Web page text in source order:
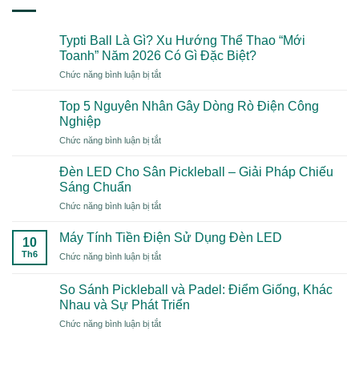
Typti Ball Là Gì? Xu Hướng Thể Thao “Mới
Toanh” Năm 2026 Có Gì Đặc Biệt?
Chức năng bình luận bị tắtở
Ball
Xu
Thể
Toanh”
2026
Biệt?
Top 5 Nguyên Nhân Gây Dòng Rò Điện Công
Nghiệp
Chức năng bình luận bị tắtở
5
Gây
Rò
Công
Đèn LED Cho Sân Pickleball – Giải Pháp Chiếu
Sáng Chuẩn
Chức năng bình luận bị tắtở
LED
Cho
Sân
–
Giải
Chiếu
10
Th6
Máy Tính Tiền Điện Sử Dụng Đèn LED
Chức năng bình luận bị tắtở
Tính
Tiền
Điện
Sử
So Sánh Pickleball và Padel: Điểm Giống, Khác
Nhau và Sự Phát Triển
Chức năng bình luận bị tắtở